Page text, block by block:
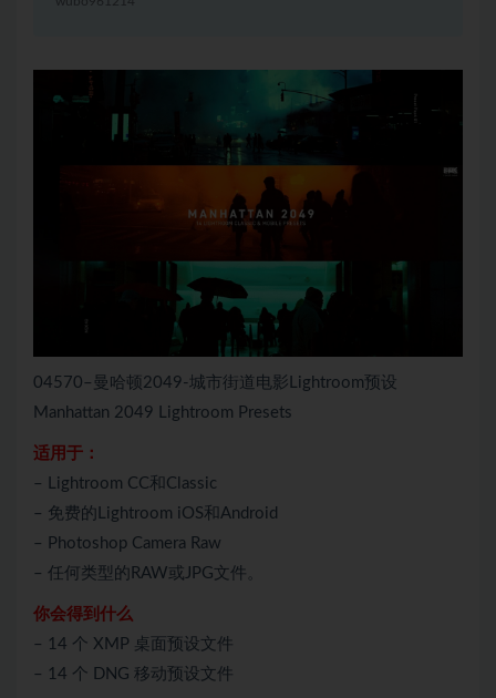
04570–曼哈顿2049-城市街道电影Lightroom预设
Manhattan 2049 Lightroom Presets
适用于：
– Lightroom CC和Classic
– 免费的Lightroom iOS和Android
– Photoshop Camera Raw
– 任何类型的RAW或JPG文件。
你会得到什么
– 14 个 XMP 桌面预设文件
– 14 个 DNG 移动预设文件